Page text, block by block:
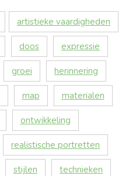
artistieke vaardigheden
doos expressie
groei herinnering
map materialen
ontwikkeling
realistische portretten
stijlen technieken